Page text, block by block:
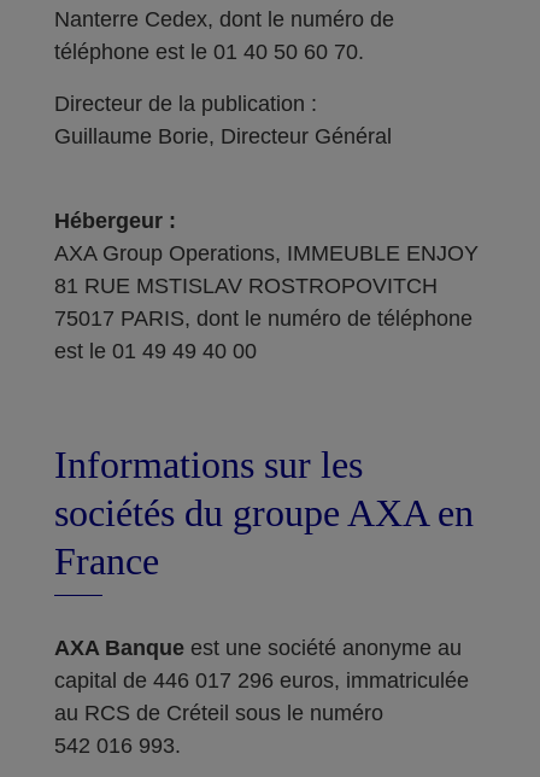
Nanterre Cedex, dont le numéro de
téléphone est le 01 40 50 60 70.
Directeur de la publication :
Guillaume Borie, Directeur Général
Hébergeur :
AXA Group Operations, IMMEUBLE ENJOY
81 RUE MSTISLAV ROSTROPOVITCH
75017 PARIS, dont le numéro de téléphone
est le 01 49 49 40 00
Informations sur les
sociétés du groupe AXA en
France
AXA Banque est une société anonyme au
capital de 446 017 296 euros, immatriculée
au RCS de Créteil sous le numéro
542 016 993.